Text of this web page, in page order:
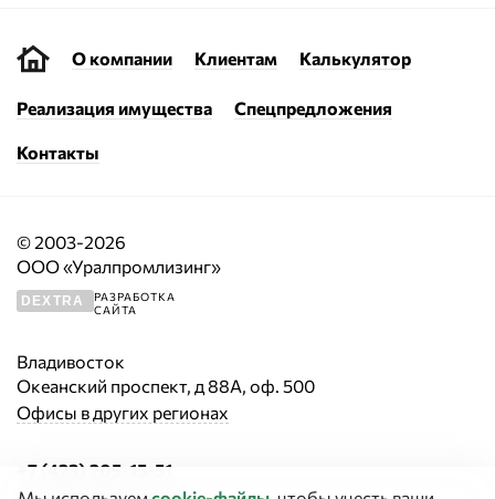
О компании Клиентам Калькулятор
Реализация имущества Спецпредложения
Контакты
© 2003-2026
ООО «Уралпромлизинг»
DEXTRA
РАЗРАБОТКА
САЙТА
Владивосток
Океанский проспект, д 88А, оф. 500
Офисы в других регионах
+7 (423) 205-15-51